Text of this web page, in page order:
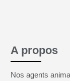
A propos
Nos agents